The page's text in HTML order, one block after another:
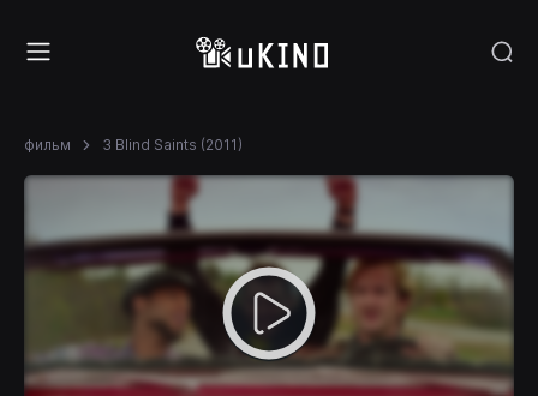
фильм 3 Blind Saints (2011)